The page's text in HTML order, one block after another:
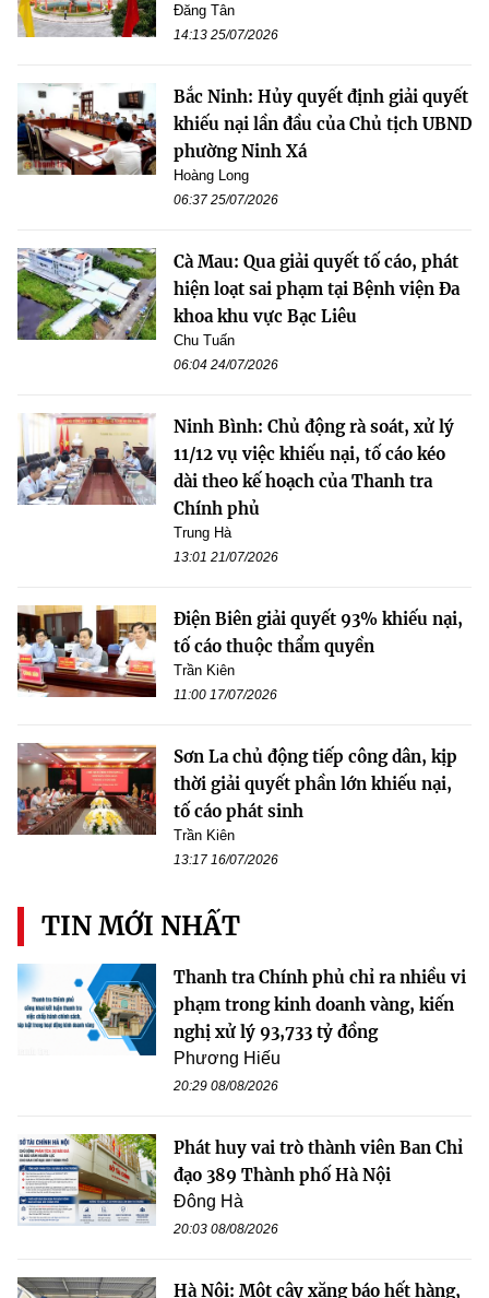
Đăng Tân
14:13 25/07/2026
Bắc Ninh: Hủy quyết định giải quyết
khiếu nại lần đầu của Chủ tịch UBND
phường Ninh Xá
Hoàng Long
06:37 25/07/2026
Cà Mau: Qua giải quyết tố cáo, phát
hiện loạt sai phạm tại Bệnh viện Đa
khoa khu vực Bạc Liêu
Chu Tuấn
06:04 24/07/2026
Ninh Bình: Chủ động rà soát, xử lý
11/12 vụ việc khiếu nại, tố cáo kéo
dài theo kế hoạch của Thanh tra
Chính phủ
Trung Hà
13:01 21/07/2026
Điện Biên giải quyết 93% khiếu nại,
tố cáo thuộc thẩm quyền
Trần Kiên
11:00 17/07/2026
Sơn La chủ động tiếp công dân, kịp
thời giải quyết phần lớn khiếu nại,
tố cáo phát sinh
Trần Kiên
13:17 16/07/2026
TIN MỚI NHẤT
Thanh tra Chính phủ chỉ ra nhiều vi
phạm trong kinh doanh vàng, kiến
nghị xử lý 93,733 tỷ đồng
Phương Hiếu
20:29 08/08/2026
Phát huy vai trò thành viên Ban Chỉ
đạo 389 Thành phố Hà Nội
Đông Hà
20:03 08/08/2026
Hà Nội: Một cây xăng báo hết hàng,